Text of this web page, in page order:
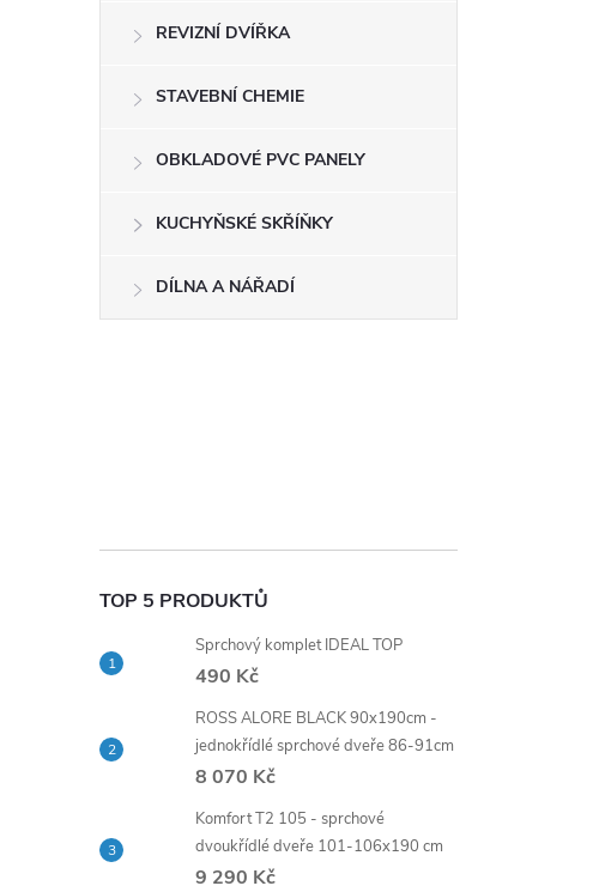
REVIZNÍ DVÍŘKA
STAVEBNÍ CHEMIE
OBKLADOVÉ PVC PANELY
KUCHYŇSKÉ SKŘÍŇKY
DÍLNA A NÁŘADÍ
TOP 5 PRODUKTŮ
Sprchový komplet IDEAL TOP
490 Kč
ROSS ALORE BLACK 90x190cm -
jednokřídlé sprchové dveře 86-91cm
8 070 Kč
Komfort T2 105 - sprchové
dvoukřídlé dveře 101-106x190 cm
9 290 Kč